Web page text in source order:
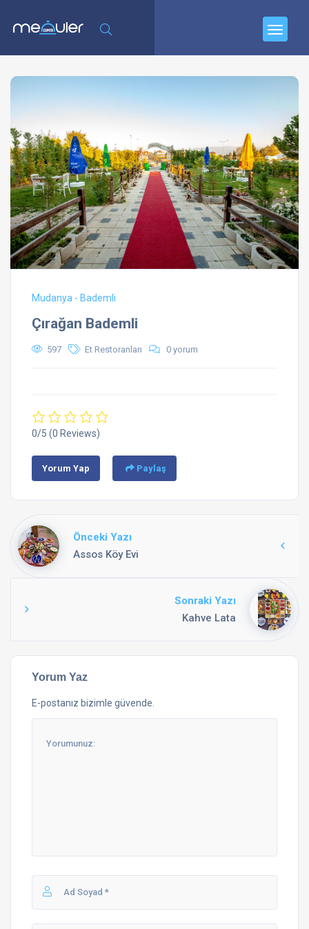
Mudanya - Bademli
Çırağan Bademli
597 Et Restoranları 0 yorum
0/5 (0 Reviews)
Yorum Yap Paylaş
Önceki Yazı
Assos Köy Evi
Sonraki Yazı
Kahve Lata
Yorum Yaz
E-postanız bizimle güvende.